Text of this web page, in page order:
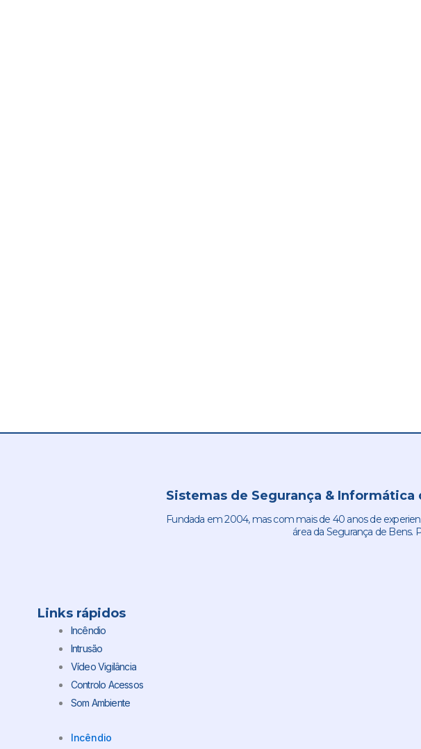
Sistemas de Segurança & Informática
Fundada em 2004, mas com mais de 40 anos de
área da Segurança de Bens.
Links rápidos
Incêndio
Intrusão
Vídeo Vigilância
Controlo Acessos
Som Ambiente
Incêndio